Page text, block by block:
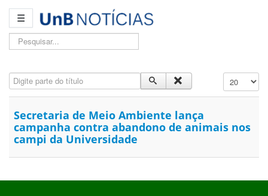
☰
Pesquisar...
Digite parte do título Exibir #
Secretaria de Meio Ambiente lança
campanha contra abandono de animais nos
campi da Universidade